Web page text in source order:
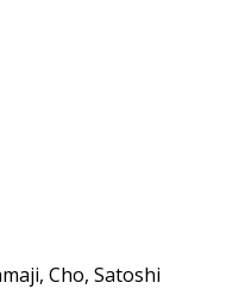
Cho, Satoshi